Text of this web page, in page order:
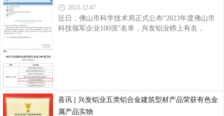
2023-12-07
近日，佛山市科学技术局正式公布“2023年度佛山市
科技领军企业100强”名单，兴发铝业榜上有名，
方面具有明显优势的50家企业。兴发铝业作为1984年
创立于佛山的铝材行业知名品牌上市企业，始终坚持
喜讯 | 兴发铝业五类铝合金建筑型材产品荣获有色金
属产品实物